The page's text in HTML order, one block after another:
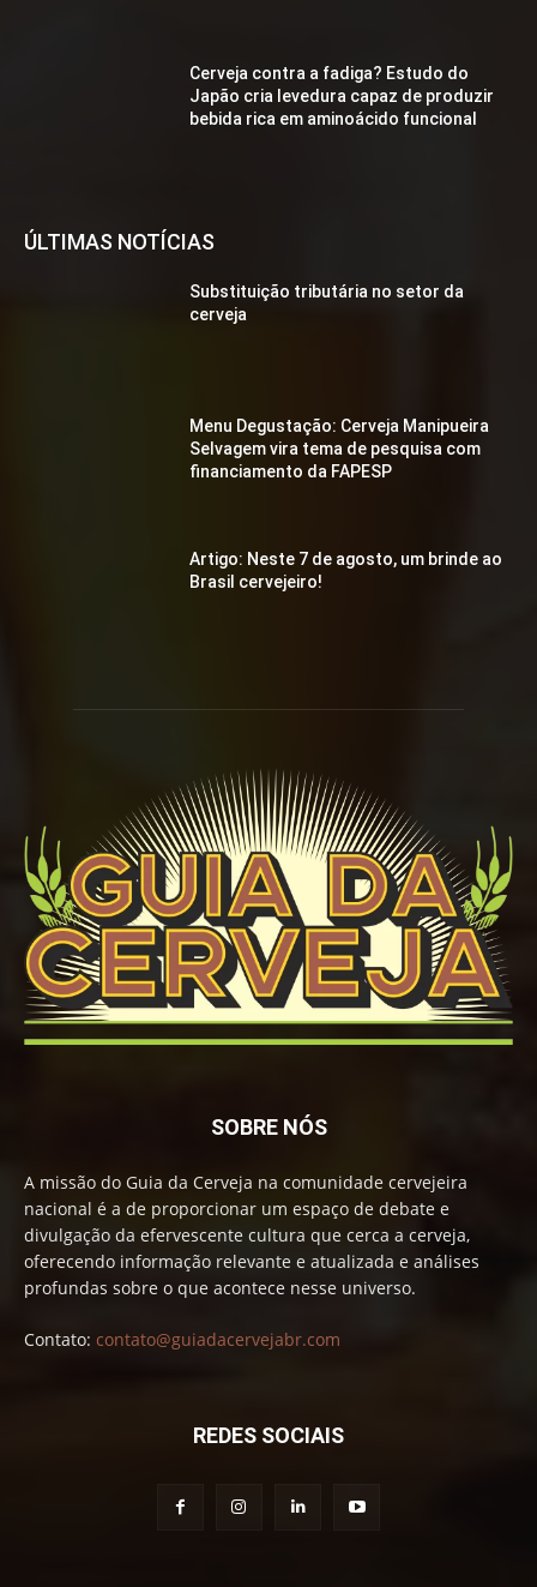
Cerveja contra a fadiga? Estudo do
Japão cria levedura capaz de produzir
bebida rica em aminoácido funcional
ÚLTIMAS NOTÍCIAS
Substituição tributária no setor da
cerveja
Menu Degustação: Cerveja Manipueira
Selvagem vira tema de pesquisa com
financiamento da FAPESP
Artigo: Neste 7 de agosto, um brinde ao
Brasil cervejeiro!
SOBRE NÓS
A missão do Guia da Cerveja na comunidade cervejeira
nacional é a de proporcionar um espaço de debate e
divulgação da efervescente cultura que cerca a cerveja,
oferecendo informação relevante e atualizada e análises
profundas sobre o que acontece nesse universo.
Contato: contato@guiadacervejabr.com
REDES SOCIAIS